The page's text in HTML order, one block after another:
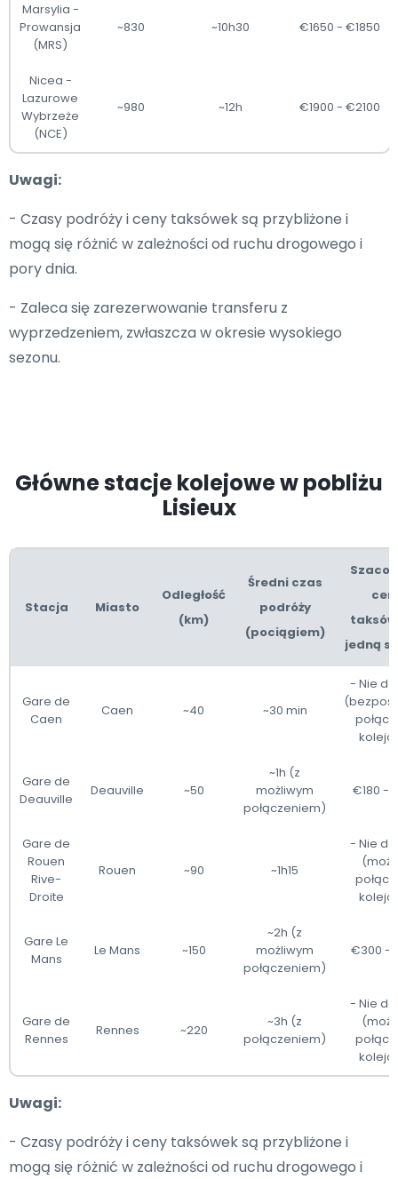
Marsylia -
Prowansja
(MRS)
~830 ~10h30 €1650 - €1850
Nicea -
Lazurowe
Wybrzeże
(NCE)
~980 ~12h €1900 - €2100
Uwagi:
- Czasy podróży i ceny taksówek są przybliżone i
mogą się różnić w zależności od ruchu drogowego i
pory dnia.
- Zaleca się zarezerwowanie transferu z
wyprzedzeniem, zwłaszcza w okresie wysokiego
sezonu.
Główne stacje kolejowe w pobliżu
Lisieux
Stacja Miasto
Odległość
(km)
Średni czas
podróży
(pociągiem)
jedną
Gare de
Caen
Caen ~40 ~30 min
- Nie
Gare de
Deauville
Deauville ~50
~1h (z
możliwym
połączeniem)
€180 -
Gare de
Rouen
Rive-
Droite
Rouen ~90 ~1h15
- Nie
Gare Le
Mans
Le Mans ~150
~2h (z
możliwym
połączeniem)
€300 -
Gare de
Rennes
Rennes ~220
~3h (z
połączeniem)
- Nie
Uwagi:
- Czasy podróży i ceny taksówek są przybliżone i
mogą się różnić w zależności od ruchu drogowego i